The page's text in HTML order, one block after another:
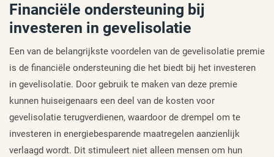
Financiële ondersteuning bij
investeren in gevelisolatie
Een van de belangrijkste voordelen van de gevelisolatie premie
is de financiële ondersteuning die het biedt bij het investeren
in gevelisolatie. Door gebruik te maken van deze premie
kunnen huiseigenaars een deel van de kosten voor
gevelisolatie terugverdienen, waardoor de drempel om te
investeren in energiebesparende maatregelen aanzienlijk
verlaagd wordt. Dit stimuleert niet alleen mensen om hun